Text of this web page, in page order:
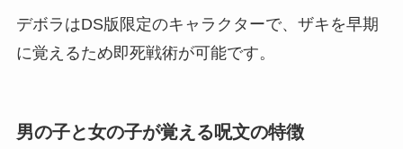
デボラはDS版限定のキャラクターで、ザキを早期
に覚えるため即死戦術が可能です。
男の子と女の子が覚える呪文の特徴